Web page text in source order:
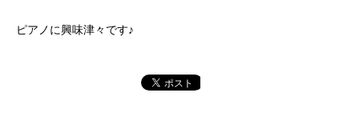
ピアノに興味津々です♪